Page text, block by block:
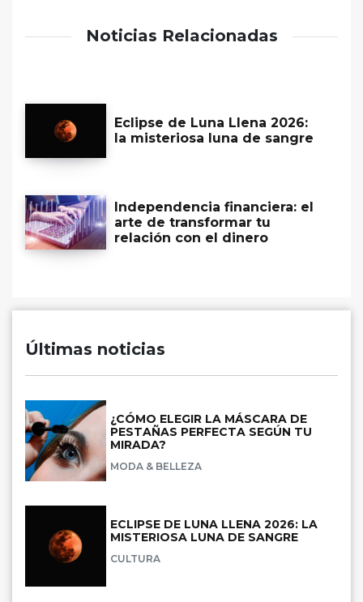
Noticias Relacionadas
Eclipse de Luna Llena 2026:
la misteriosa luna de sangre
Independencia financiera: el
arte de transformar tu
relación con el dinero
Últimas noticias
¿CÓMO ELEGIR LA MÁSCARA DE
PESTAÑAS PERFECTA SEGÚN TU
MIRADA?
MODA & BELLEZA
ECLIPSE DE LUNA LLENA 2026: LA
MISTERIOSA LUNA DE SANGRE
CULTURA